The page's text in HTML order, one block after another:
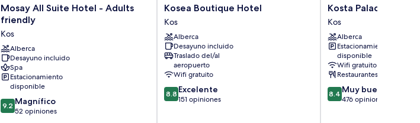
Mosay
All
Hotel
-
Adults
friendly
Kos
Mosay All Suite Hotel - Adults
friendly
Kos
Alberca
Desayuno incluido
Spa
Estacionamiento
disponible
9.2
de
9.2 Magnífico
52 opiniones
Kosea
Boutique
Hotel
Kos
Kosea Boutique Hotel
Kos
Alberca
Desayuno incluido
Traslado del/al
aeropuerto
Wifi gratuito
8.8
de
8.8 Excelente
151 opiniones
Kosta
Palace
Kos
Kosta Palace
Kos
Alberca
Estacionamiento
disponible
Wifi gratuito
Restaurantes
8.4
de
8.4 Muy bueno
476 opiniones